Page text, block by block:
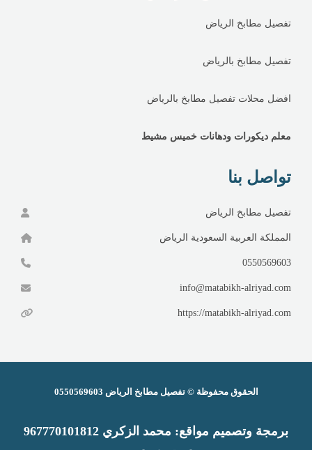
تفصيل مطابخ الرياض
تفصيل مطابخ بالرياض
افضل محلات تفصيل مطابخ بالرياض
معلم ديكورات ودهانات خميس مشيط
تواصل بنا
تفصيل مطابخ الرياض
المملكة العربية السعودية الرياض
0550569603
info@matabikh-alriyad.com
https://matabikh-alriyad.com
الحقوق محفوظة ©تفصيل مطابخ الرياض
برمجة وتصميم مواقع: محمد الزكري 9 67770101812